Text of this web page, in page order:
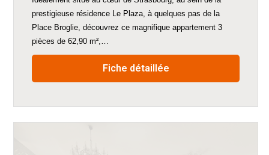
prestigieuse résidence Le Plaza, à quelques pas de la
Place Broglie, découvrez ce magnifique appartement 3
pièces de 62,90 m²,…
Fiche détaillée